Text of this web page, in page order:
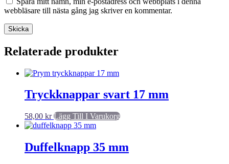
webbläsare till nästa gång jag skriver en kommentar.
Relaterade produkter
Tryckknappar svart 17 mm
58,00 kr Lägg Till I Varukorg
Duffelknapp 35 mm